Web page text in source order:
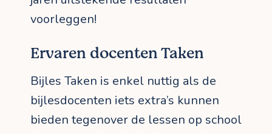
voorleggen!
Ervaren docenten Taken
Bijles Taken is enkel nuttig als de
bijlesdocenten iets extra’s kunnen
bieden tegenover de lessen op school